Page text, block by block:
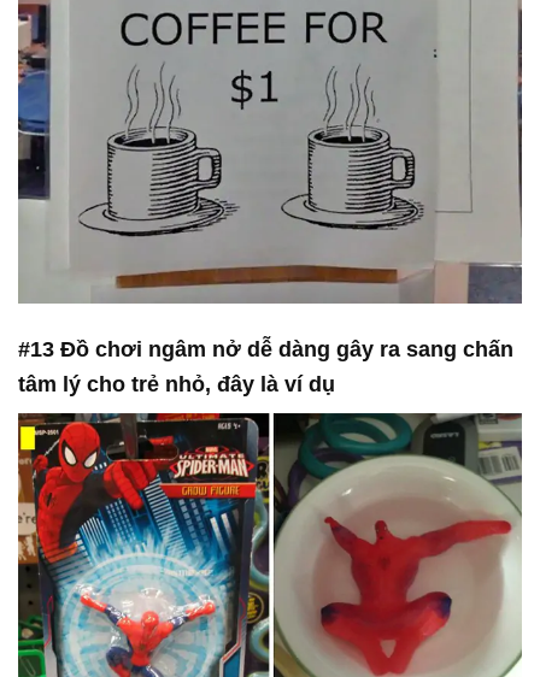
#13 Đồ chơi ngâm nở dễ dàng gây ra sang chấn
tâm lý cho trẻ nhỏ, đây là ví dụ